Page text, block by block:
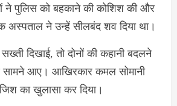
पुलिस को बहकाने की कोशिश की और
अस्पताल ने उन्हें सीलबंद शव दिया था।
दिखाई, तो दोनों की कहानी बदलने
सामने आए। आखिरकार कमल सोमानी
का खुलासा कर दिया।